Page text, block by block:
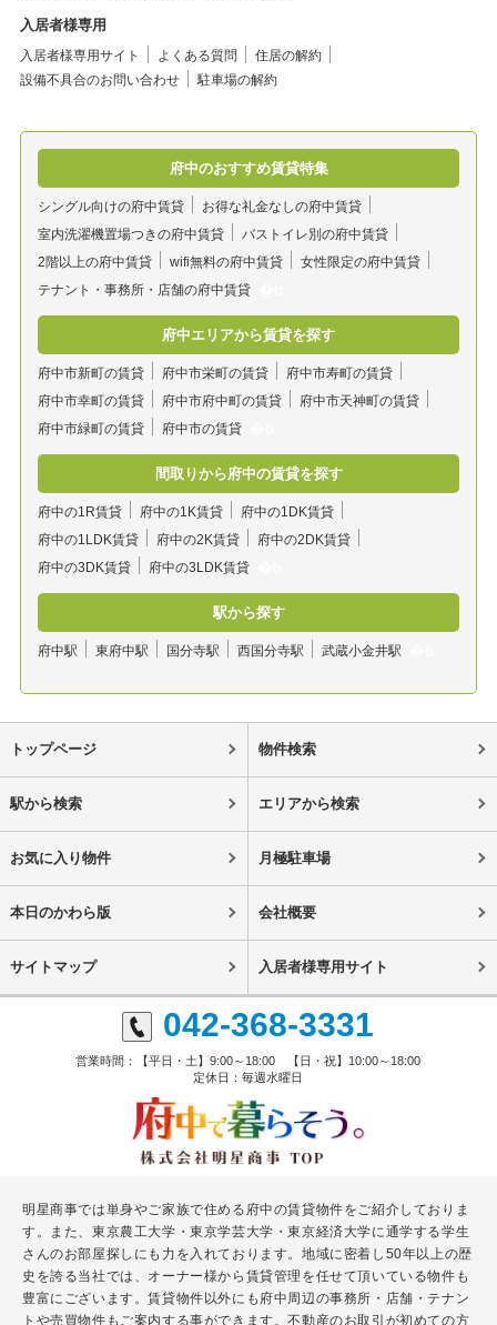
入居者様専用
入居者様専用サイト よくある質問
住居の解約
設備不具合のお問い合わせ
駐車場の解約
府中のおすすめ賃貸特集
シングル向けの府中賃貸
お得な礼金なしの府中賃貸
室内洗濯機置場つきの府中賃貸
バストイレ別の府中賃貸
2階以上の府中賃貸
wifi無料の府中賃貸
女性限定の府中賃貸
テナント・事務所・店舗の府中賃貸
府中エリアから賃貸を探す
府中市新町の賃貸 府中市栄町の賃貸
府中市寿町の賃貸
府中市幸町の賃貸
府中市府中町の賃貸
府中市天神町の賃貸
府中市緑町の賃貸
府中市の賃貸
間取りから府中の賃貸を探す
府中の1R賃貸 府中の1K賃貸
府中の1DK賃貸
府中の1LDK賃貸
府中の2K賃貸
府中の2DK賃貸
府中の3DK賃貸
府中の3LDK賃貸
駅から探す
府中駅 東府中駅 国分寺駅 西国分寺駅 武蔵小金井駅
トップページ 物件検索
駅から検索 エリアから検索
お気に入り物件 月極駐車場
本日のかわら版 会社概要
サイトマップ 入居者様専用サイト
042-368-3331
営業時間：【平日・土】9:00～18:00 【日・祝】10:00～18:00
定休日：毎週水曜日
明星商事では単身やご家族で住める府中の賃貸物件をご紹介しておりま
す。また、東京農工大学・東京学芸大学・東京経済大学に通学する学生
さんのお部屋探しにも力を入れております。地域に密着し50年以上の歴
史を誇る当社では、オーナー様から賃貸管理を任せて頂いている物件も
豊富にございます。賃貸物件以外にも府中周辺の事務所・店舗・テナン
トや売買物件もご案内する事ができます。不動産のお取引が初めての方